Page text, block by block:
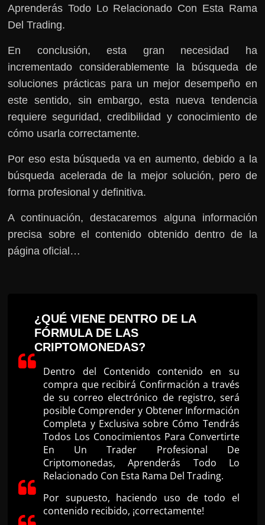
Aprenderás Todo Lo Relacionado Con Esta Rama
Del Trading.
En conclusión, esta gran necesidad ha
incrementado considerablemente la búsqueda de
soluciones prácticas para un mejor desempeño en
este sentido, sin embargo, esta nueva tendencia
requiere seguridad, credibilidad y conocimiento de
cómo usarla correctamente.
Por eso esta búsqueda va en aumento, debido a la
búsqueda acelerada de la mejor solución, pero de
forma profesional y definitiva.
A continuación, destacaremos alguna información
precisa sobre el contenido obtenido dentro de la
página oficial…
¿QUÉ VIENE DENTRO DE LA
FÓRMULA DE LAS
CRIPTOMONEDAS?
Dentro del Contenido contenido en su
compra que recibirá Confirmación a través
de su correo electrónico de registro, será
posible Comprender y Obtener Información
Completa y Exclusiva sobre Cómo Tendrás
Todos Los Conocimientos Para Convertirte
En Un Trader Profesional De
Criptomonedas, Aprenderás Todo Lo
Relacionado Con Esta Rama Del Trading.
Por supuesto, haciendo uso de todo el
contenido recibido, ¡correctamente!